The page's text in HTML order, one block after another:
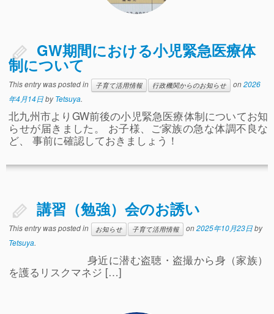
GW期間における小児緊急医療体
制について
This entry was posted in 子育て活用情報 行政機関からのお知らせ on2026
年4月14日byTetsuya.
北九州市よりGW前後の小児緊急医療体制についてお知
らせが届きました。 お子様、ご家族の急な体調不良な
ど、 事前に確認しておきましょう！
講習（勉強）会のお誘い
This entry was posted in お知らせ 子育て活用情報 on2025年10月23日by
Tetsuya.
身近に潜む盗聴・盗撮から身（家族）
を護るリスクマネジ […]